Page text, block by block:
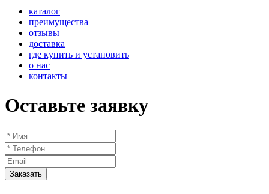
каталог
преимущества
отзывы
доставка
где купить и установить
о нас
контакты
Оставьте заявку